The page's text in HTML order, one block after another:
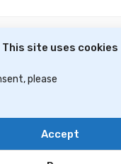
This site uses cookies
please
Accept
Contact Us